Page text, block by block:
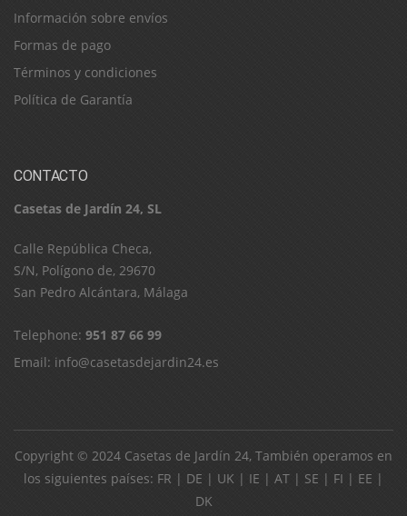
Información sobre envíos
Formas de pago
Términos y condiciones
Política de Garantía
CONTACTO
Casetas de Jardín 24, SL
C​a​l​l​e​ ​R​e​p​ú​b​l​i​c​a​ ​C​h​e​c​a​,​ ​
S​/​N​,​ ​P​o​l​í​g​o​n​o​ ​d​e​,​ ​2​9​6​7​0​
​S​a​n​ ​P​e​d​r​o​ ​A​l​c​á​n​t​a​r​a​,​ ​M​á​l​a​g​a
Telephone: 951 87 66 99
Email: info@casetasdejardin24.es
Copyright © 2024 Casetas de Jardín 24, También operamos en
los siguientes países: FR | DE | UK | IE | AT | SE | FI | EE |
DK